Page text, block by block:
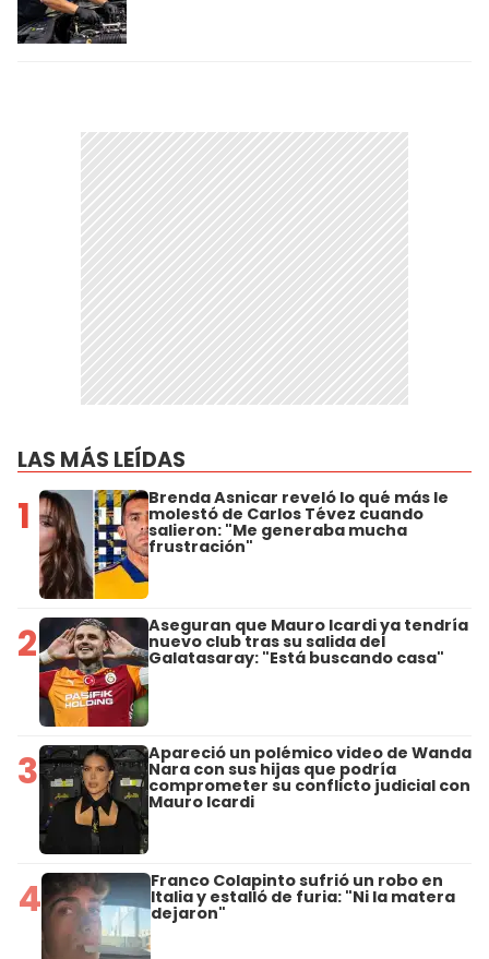
LAS MÁS LEÍDAS
1 Brenda Asnicar reveló lo qué más le
molestó de Carlos Tévez cuando
salieron: "Me generaba mucha
frustración"
2 Aseguran que Mauro Icardi ya tendría
nuevo club tras su salida del
Galatasaray: "Está buscando casa"
3 Apareció un polémico video de Wanda
Nara con sus hijas que podría
comprometer su conflicto judicial con
Mauro Icardi
4 Franco Colapinto sufrió un robo en
Italia y estalló de furia: "Ni la matera
dejaron"